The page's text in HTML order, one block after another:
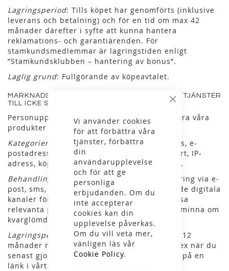
Vi använder cookies
för att förbättra våra
tjänster, förbättra
din
användarupplevelse
och för att ge
personliga
erbjudanden. Om du
inte accepterar
cookies kan din
upplevelse påverkas.
Om du vill veta mer,
vänligen läs vår
Cookie Policy.
Lagringsperiod: Tills köpet har genomförts (inklusive
leverans och betalning) och för en tid om max 42
månader därefter i syfte att kunna hantera
reklamations- och garantiärenden. För
stamkundsmedlemmar är lagringstiden enligt
”Stamkundsklubben – hantering av bonus”.
Laglig grund: Fullgörande av köpeavtalet.
MARKNADSFÖRING AV VÅRA PRODUKTER OCH TJÄNSTER
TILL ICKE STAMKUNDSMEDLEMMAR
Personuppgifter används för att marknadsföra våra
produkter och tjänster.
Kategorier av personuppgifter: Namn, adress, e-
postadress, telefonnummer, ålder, bostadsort, IP-
adress, köp- order- och användningshistorik.
Behandlingar som utförs: Direktmarknadsföring via e-
post, sms, sociala medier eller andra liknande digitala
kanaler för kommunikation samt via post. Visa
relevanta produktrekommendationer och påminna om
kvarglömda/övergivna digitala varukorgar.
Lagringsperiod
: Uppgifterna tas bort senast 12
månader räknat från din senaste aktivitet (tex när du
senast gjorde ett köp, öppnade och klickade på en
länk i vårt nyhetsbrev).